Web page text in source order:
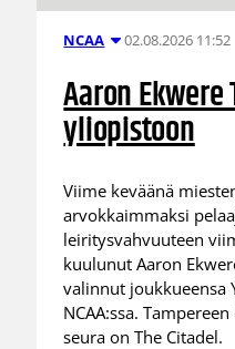
NCAA 02.08.2026 11:52
Aaron
yliopistoon
Viime keväänä
arvokkaimmaksi
leiritysvahvuuteen
kuulunut Aaron
valinnut joukkueensa
NCAA:ssa.
seura on The Citadel.